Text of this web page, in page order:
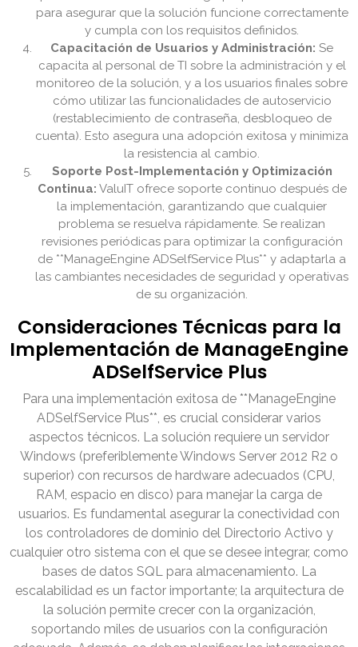
para asegurar que la solución funcione correctamente
y cumpla con los requisitos definidos.
Capacitación de Usuarios y Administración: Se
capacita al personal de TI sobre la administración y el
monitoreo de la solución, y a los usuarios finales sobre
cómo utilizar las funcionalidades de autoservicio
(restablecimiento de contraseña, desbloqueo de
cuenta). Esto asegura una adopción exitosa y minimiza
la resistencia al cambio.
Soporte Post-Implementación y Optimización
Continua: ValuIT ofrece soporte continuo después de
la implementación, garantizando que cualquier
problema se resuelva rápidamente. Se realizan
revisiones periódicas para optimizar la configuración
de **ManageEngine ADSelfService Plus** y adaptarla a
las cambiantes necesidades de seguridad y operativas
de su organización.
Consideraciones Técnicas para la
Implementación de ManageEngine
ADSelfService Plus
Para una implementación exitosa de **ManageEngine
ADSelfService Plus**, es crucial considerar varios
aspectos técnicos. La solución requiere un servidor
Windows (preferiblemente Windows Server 2012 R2 o
superior) con recursos de hardware adecuados (CPU,
RAM, espacio en disco) para manejar la carga de
usuarios. Es fundamental asegurar la conectividad con
los controladores de dominio del Directorio Activo y
cualquier otro sistema con el que se desee integrar, como
bases de datos SQL para almacenamiento. La
escalabilidad es un factor importante; la arquitectura de
la solución permite crecer con la organización,
soportando miles de usuarios con la configuración